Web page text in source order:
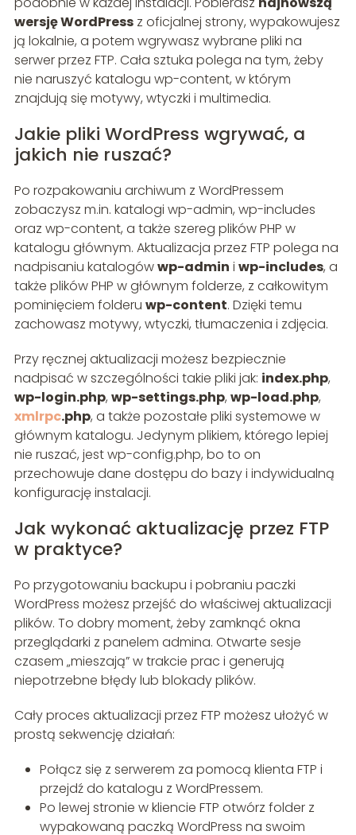
wersję WordPressz oficjalnej strony, wypakowujesz
ją lokalnie, a potem wgrywasz wybrane pliki na
serwer przez FTP. Cała sztuka polega na tym, żeby
nie naruszyć katalogu wp-content, w którym
znajdują się motywy, wtyczki i multimedia.
Jakie pliki WordPress wgrywać, a
jakich nie ruszać?
Po rozpakowaniu archiwum z WordPressem
zobaczysz m.in. katalogi wp-admin, wp-includes
oraz wp-content, a także szereg plików PHP w
katalogu głównym. Aktualizacja przez FTP polega na
nadpisaniu katalogówwp-admin i wp-includes, a
także plików PHP w głównym folderze, z całkowitym
pominięciem folderu wp-content. Dzięki temu
zachowasz motywy, wtyczki, tłumaczenia i zdjęcia.
Przy ręcznej aktualizacji możesz bezpiecznie
nadpisać w szczególności takie pliki jak: index.php,
wp-login.php, wp-settings.php, wp-load.php,
xmlrpc.php, a także pozostałe pliki systemowe w
głównym katalogu. Jedynym plikiem, którego lepiej
nie ruszać, jest wp-config.php, bo to on
przechowuje dane dostępu do bazy i indywidualną
konfigurację instalacji.
Jak wykonać aktualizację przez FTP
w praktyce?
Po przygotowaniu backupu i pobraniu paczki
WordPress możesz przejść do właściwej aktualizacji
plików. To dobry moment, żeby zamknąć okna
przeglądarki z panelem admina. Otwarte sesje
czasem „mieszają” w trakcie prac i generują
niepotrzebne błędy lub blokady plików.
Cały proces aktualizacji przez FTP możesz ułożyć w
prostą sekwencję działań:
Połącz się z serwerem za pomocą klienta FTP i
przejdź do katalogu z WordPressem.
Po lewej stronie w kliencie FTP otwórz folder z
wypakowaną paczką WordPress na swoim